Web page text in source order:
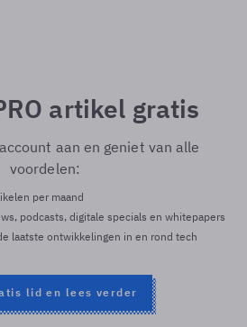
artikel gratis
aan en geniet van alle
voordelen:
per maand
podcasts, digitale specials en whitepapers
laatste ontwikkelingen in en rond tech
lid en lees verder